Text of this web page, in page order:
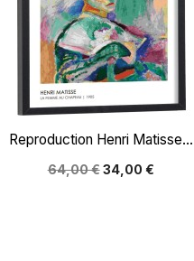
Aperçu rapide
Reproduction Henri Matisse...
64,00 €34,00 €